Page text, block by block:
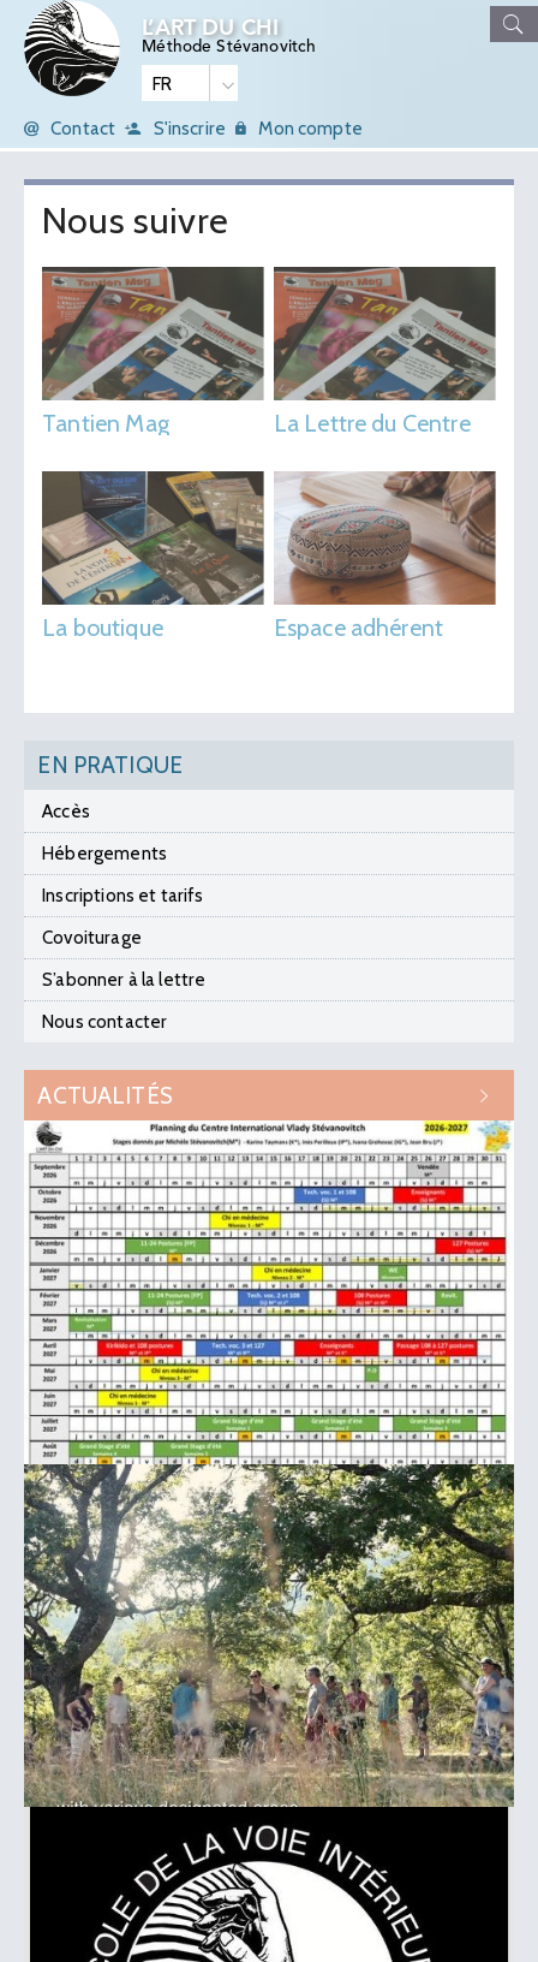
L’ART DU CHI
Méthode Stévanovitch
Contact S'inscrire Mon compte
Nous suivre
Tantien Mag La Lettre du Centre
La boutique Espace adhérent
EN PRATIQUE
Accès
Hébergements
Inscriptions et tarifs
Covoiturage
S’abonner à la lettre
Nous contacter
ACTUALITÉS